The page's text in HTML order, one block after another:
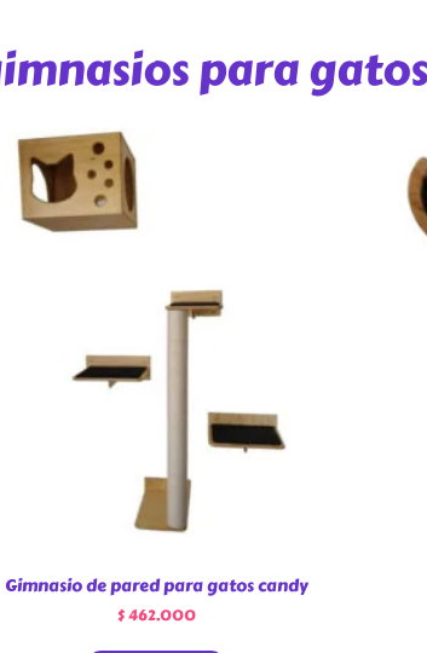
para gatos
Gimnasio de pared para gatos candy
$462.000